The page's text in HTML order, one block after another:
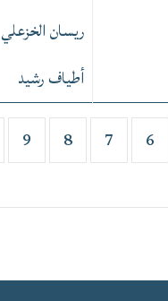
ريسان الخزعلي
أطياف رشيد
6
7
8
9